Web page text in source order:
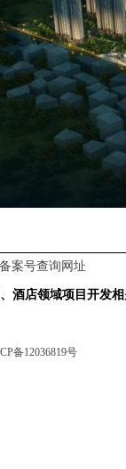
案号查询网址
酒店领域项目开发
备12036819号